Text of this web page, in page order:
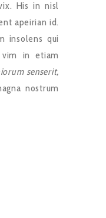
His in nisl
apeirian id.
insolens qui
in etiam
senserit,
nostrum